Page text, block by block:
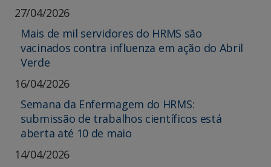
27/04/2026
Mais de mil servidores do HRMS são
vacinados contra influenza em ação do Abril
Verde
16/04/2026
Semana da Enfermagem do HRMS:
submissão de trabalhos científicos está
aberta até 10 de maio
14/04/2026